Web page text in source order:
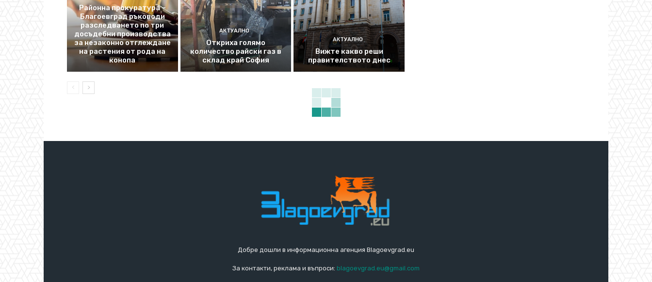
Районна прокуратура –
Благоевград ръководи
разследването по три
досъдебни производства
за незаконно отглеждане
на растения от рода на
конопа
АКТУАЛНО
Откриха голямо
количество райски газ в
склад край София
АКТУАЛНО
Вижте какво реши
правителството днес
Добре дошли в информационна агенция Blagoevgrad.eu
За контакти, реклама и въпроси: blagoevgrad.eu@gmail.com